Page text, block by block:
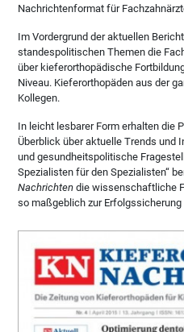
Nachrichtenformat für
Im Vordergrund der aktuellen
standespolitischen Themen die
über kieferorthopädische
Niveau. Kieferorthopäden aus der
Kollegen.
In leicht lesbarer Form erhalten die
Überblick über aktuelle Trends und
und gesundheitspolitische
Spezialisten für den Spezialisten“
Nachrichten die wissenschaftliche
so maßgeblich zur